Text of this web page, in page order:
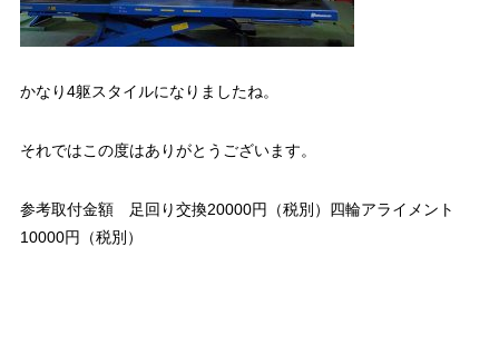
かなり4躯スタイルになりましたね。
それではこの度はありがとうございます。
参考取付金額 足回り交換20000円（税別）四輪アライメント
10000円（税別）